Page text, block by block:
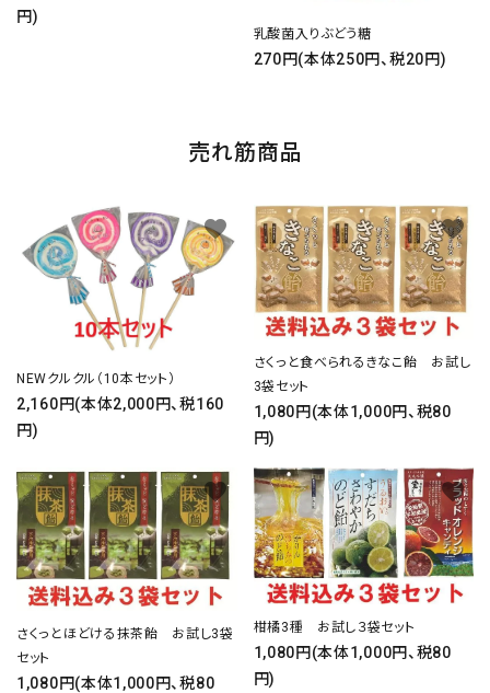
円)
乳酸菌入りぶどう糖
270円(本体250円、税20円)
売れ筋商品
NEWクルクル（10本セット）
2,160円(本体2,000円、税160
円)
favorite
さくっと食べられるきなこ飴 お試し
3袋セット
1,080円(本体1,000円、税80
円)
favorite
さくっとほどける抹茶飴 お試し3袋
セット
1,080円(本体1,000円、税80
favorite
柑橘3種 お試し３袋セット
1,080円(本体1,000円、税80
円)
favorite